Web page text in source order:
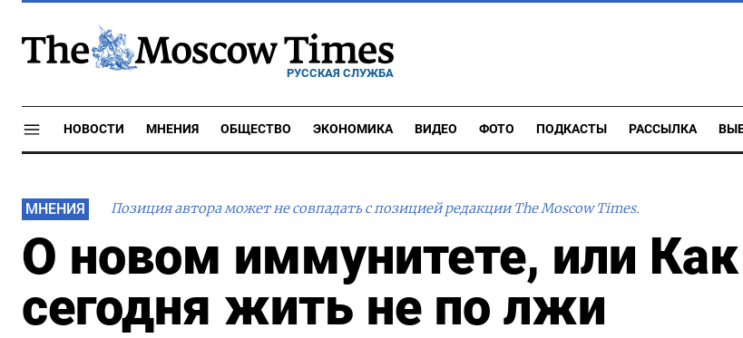
РУССКАЯ СЛУЖБА
НОВОСТИ МНЕНИЯ ОБЩЕСТВО ЭКОНОМИКА ВИДЕО ФОТО ПОДКАСТЫ РАССЫЛКА
МНЕНИЯ Позиция автора может не совпадать с позицией редакции The Moscow Times.
О новом иммунитете, или Как
сегодня жить не по лжи